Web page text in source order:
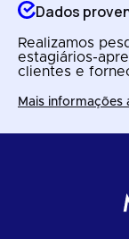
Dados
Realizamos
estagiários-
clientes e
Mais informações